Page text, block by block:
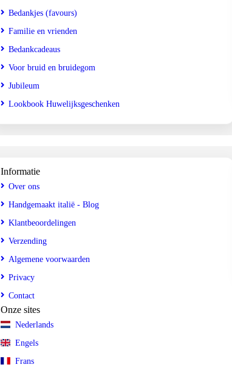
Bedankjes (favours)
Familie en vrienden
Bedankcadeaus
Voor bruid en bruidegom
Jubileum
Lookbook Huwelijksgeschenken
Informatie
Over ons
Handgemaakt italië - Blog
Klantbeoordelingen
Verzending
Algemene voorwaarden
Privacy
Contact
Onze sites
Nederlands
Engels
Frans